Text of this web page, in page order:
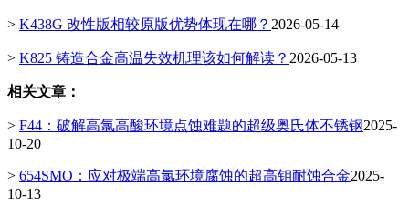
> K438G 改性版相较原版优势体现在哪？ 2026-05-14
> K825 铸造合金高温失效机理该如何解读？ 2026-05-13
相关文章：
> F44：破解高氯高酸环境点蚀难题的超级奥氏体不锈钢2025-
10-20
> 654SMO：应对极端高氯环境腐蚀的超高钼耐蚀合金2025-
10-13